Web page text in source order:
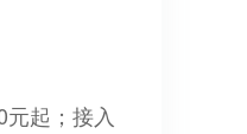
起；接入